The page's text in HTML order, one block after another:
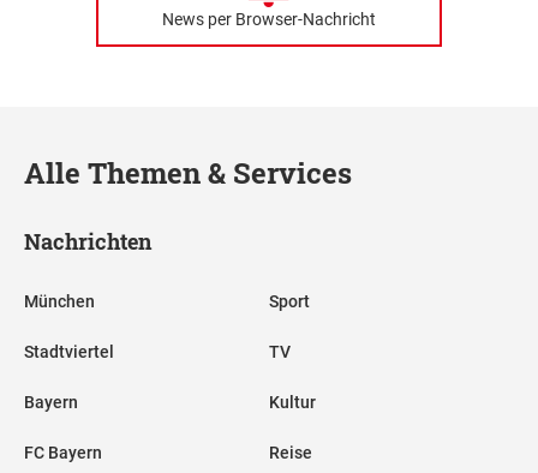
News per Browser-Nachricht
Alle Themen & Services
Nachrichten
München
Stadtviertel
Bayern
FC Bayern
Sport
TV
Kultur
Reise